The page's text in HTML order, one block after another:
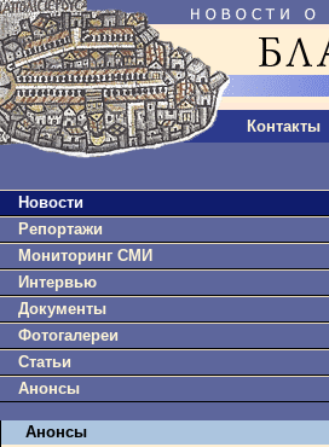
Контакты
Новости
Репортажи
Мониторинг СМИ
Интервью
Документы
Фотогалереи
Статьи
Анонсы
Анонсы